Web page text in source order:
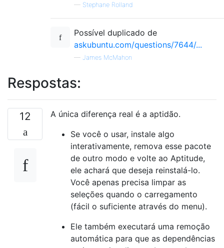
— Stephane Rolland
Possível duplicado de
askubuntu.com/questions/7644/...
— James McMahon
Respostas:
12
A única diferença real é a aptidão.
Se você o usar, instale algo
interativamente, remova esse pacote
de outro modo e volte ao Aptitude,
ele achará que deseja reinstalá-lo.
Você apenas precisa limpar as
seleções quando o carregamento
(fácil o suficiente através do menu).
Ele também executará uma remoção
automática para que as dependências